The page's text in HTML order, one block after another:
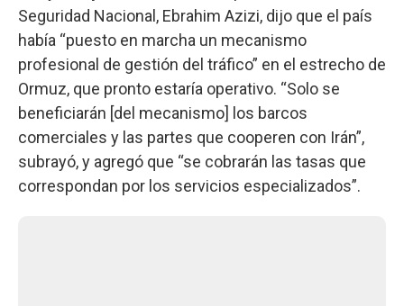
Seguridad Nacional, Ebrahim Azizi, dijo que el país
había “puesto en marcha un mecanismo
profesional de gestión del tráfico” en el estrecho de
Ormuz, que pronto estaría operativo. “Solo se
beneficiarán [del mecanismo] los barcos
comerciales y las partes que cooperen con Irán”,
subrayó, y agregó que “se cobrarán las tasas que
correspondan por los servicios especializados”.